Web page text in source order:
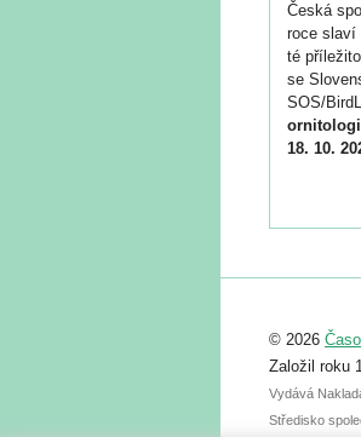
Česká
roce slaví
té
se
SOS/
18. 10.
abstraktu
posteru
© 2026
Založil roku
Vydává
Středisko